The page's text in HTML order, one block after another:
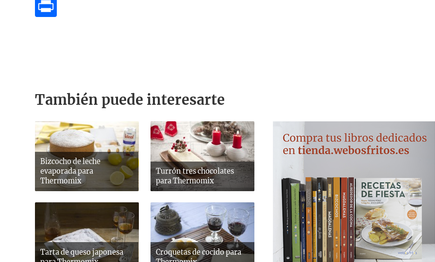
También puede interesarte
Bizcocho de leche
evaporada para
Thermomix
Turrón tres chocolates
para Thermomix
Tarta de queso japonesa
Croquetas de cocido para